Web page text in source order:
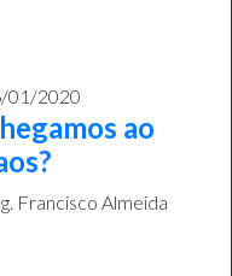
01/2020
ao
Francisco Almeida